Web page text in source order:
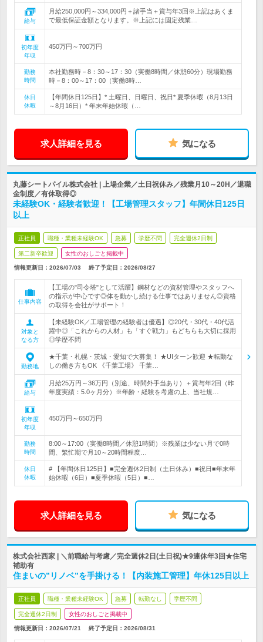
給与
月給250,000円～334,000円＋諸手当＋賞与年3回※上記はあくま
で最低保証金額となります。※上記には固定残業…
初年度
年収
450万円～700万円
勤務
時間
本社勤務時－8：30～17：30（実働8時間／休憩60分）現場勤務
時－8：00～17：00（実働8時…
休日
休暇
【年間休日125日】* 土曜日、日曜日、祝日* 夏季休暇（8月13日
～8月16日）* 年末年始休暇（…
求人詳細を見る 気になる
丸藤シートパイル株式会社 | 上場企業／土日祝休み／残業月10～20H／退職
金制度／有休取得◎
未経験OK・経験者歓迎！【工場管理スタッフ】年間休日125日
以上
正社員 職種・業種未経験OK 急募 学歴不問 完全週休2日制
第二新卒歓迎 女性のおしごと掲載中
情報更新日：2026/07/03 終了予定日： 2026/08/27
仕事内容
【工場の"司令塔"として活躍】鋼材などの資材管理やスタッフへ
の指示が中心です◎体を動かし続ける仕事ではありません◎資格
の取得を会社がサポート！
対象と
なる方
【未経験OK／工場管理の経験者は優遇】◎20代・30代・40代活
躍中◎「これからの人材」も「すぐ戦力」もどちらも大切に採用
◎学歴不問
勤務地
★千葉・札幌・茨城・愛知で大募集！ ★UIターン歓迎 ★転勤な
しの働き方もOK 《千葉工場》 千葉…
給与
月給25万円～36万円（別途、時間外手当あり）＋賞与年2回（昨
年度実績：5.0ヶ月分）※年齢・経験を考慮の上、当社規…
初年度
年収
450万円～650万円
勤務
時間
8:00～17:00（実働8時間／休憩1時間）※残業は少ない月で0時
間、繁忙期で月10～20時間程度…
休日
休暇
# 【年間休日125日】■完全週休2日制（土日休み）■祝日■年末年
始休暇（6日）■夏季休暇（5日）■…
求人詳細を見る 気になる
株式会社西家 | ＼前職給与考慮／完全週休2日(土日祝)★9連休年3回★住宅
補助有
住まいの”リノベ”を手掛ける！【内装施工管理】年休125日以上
正社員 職種・業種未経験OK 急募 転勤なし 学歴不問
完全週休2日制 女性のおしごと掲載中
情報更新日：2026/07/21 終了予定日： 2026/08/31